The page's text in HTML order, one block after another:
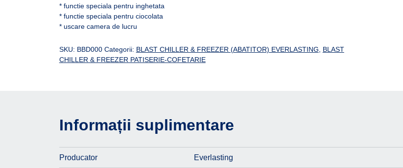
* functie speciala pentru inghetata
* functie speciala pentru ciocolata
* uscare camera de lucru
SKU: BBD000 Categorii: BLAST CHILLER & FREEZER (ABATITOR) EVERLASTING
BLAST
CHILLER & FREEZER PATISERIE-COFETARIE
Informații suplimentare
Producator Everlasting